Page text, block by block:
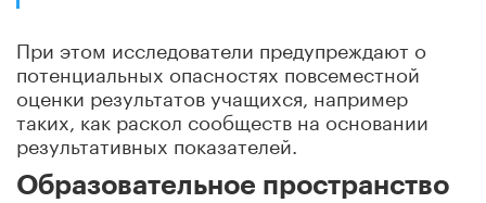
При этом исследователи предупреждают о
потенциальных опасностях повсеместной
оценки результатов учащихся, например
таких, как раскол сообществ на основании
результативных показателей.
Образовательное пространство